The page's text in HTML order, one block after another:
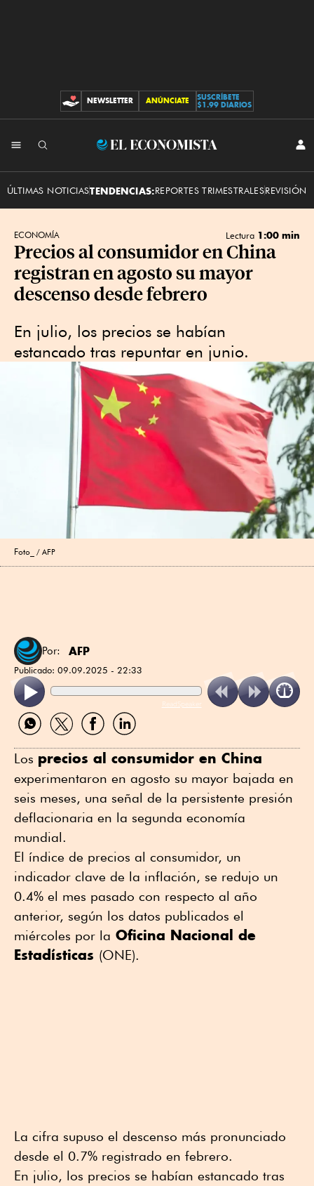
CONTRIBUCIONES
NEWSLETTER ANÚNCIATE
SUSCRÍBETE
$1.99 DIARIOS
El
ÚLTIMAS NOTICIASTENDENCIAS:REPORTES TRIMESTRALESREVISIÓN
ECONOMÍA Lectura 1:00 min
Precios al consumidor en China
registran en agosto su mayor
descenso desde febrero
En julio, los precios se habían
estancado tras repuntar en junio.
Foto_ AFP
Por: AFP
Publicado: 09.09.2025 - 22:33
ReadSpeaker
Compartir
por
Compartir
por
Compartir
por
Compartir
por
Los precios al consumidor en China
experimentaron en agosto su mayor bajada en
seis meses, una señal de la persistente presión
deflacionaria en la segunda economía
mundial.
El índice de precios al consumidor, un
indicador clave de la inflación, se redujo un
0.4% el mes pasado con respecto al año
anterior, según los datos publicados el
miércoles por la Oficina Nacional de
Estadísticas (ONE).
La cifra supuso el descenso más pronunciado
desde el 0.7% registrado en febrero.
En julio, los precios se habían estancado tras